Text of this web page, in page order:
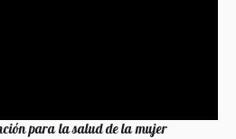
para la salud de la mujer